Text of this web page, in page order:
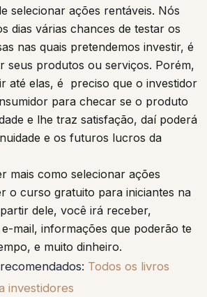
selecionar ações rentáveis. Nós
dias várias chances de testar os
nas quais pretendemos investir, é
seus produtos ou serviços. Porém,
até elas, é preciso que o investidor
para checar se o produto
e lhe traz satisfação, daí poderá
e os futuros lucros da
mais como selecionar ações
o curso gratuito para iniciantes na
dele, você irá receber,
mail, informações que poderão te
e muito dinheiro.
Todos os livros
investidores